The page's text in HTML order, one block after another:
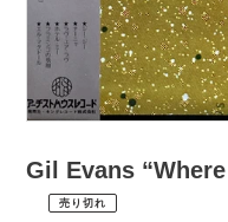
Gil Evans
売り切れ